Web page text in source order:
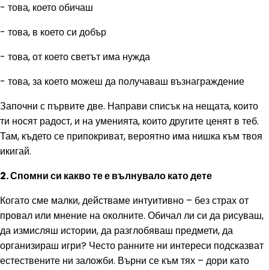
- това, което обичаш
- това, в което си добър
- това, от което светът има нужда
- това, за което можеш да получаваш възнаграждение
Започни с първите две. Направи списък на нещата, които
ти носят радост, и на уменията, които другите ценят в теб.
Там, където се припокриват, вероятно има нишка към твоя
икигай.
2. Спомни си какво те е вълнувало като дете
Когато сме малки, действаме интуитивно – без страх от
провал или мнение на околните. Обичал ли си да рисуваш,
да измисляш истории, да разглобяваш предмети, да
организираш игри? Често ранните ни интереси подсказват
естествените ни заложби. Върни се към тях – дори като